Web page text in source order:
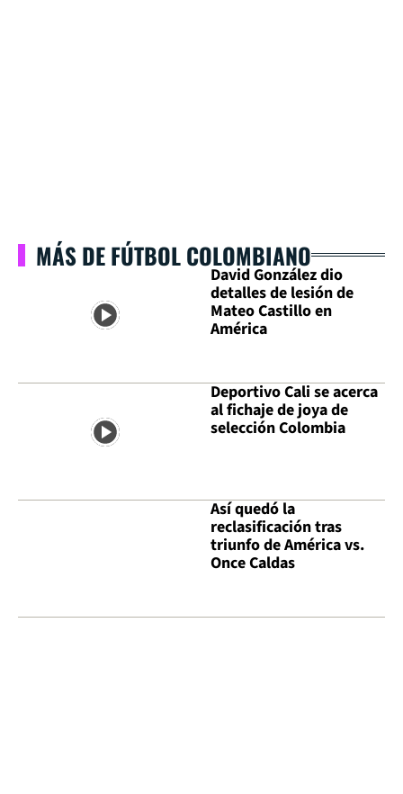
MÁS DE FÚTBOL COLOMBIANO
David González dio
detalles de lesión de
Mateo Castillo en
América
Deportivo Cali se acerca
al fichaje de joya de
selección Colombia
Así quedó la
reclasificación tras
triunfo de América vs.
Once Caldas